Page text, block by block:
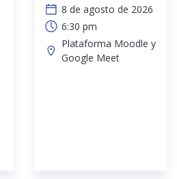
8 de agosto de 2026
6:30 pm
Plataforma Moodle y
Google Meet